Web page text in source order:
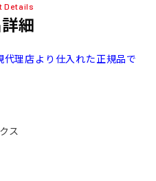
Details
細
理店より仕入れた正規品で
ス